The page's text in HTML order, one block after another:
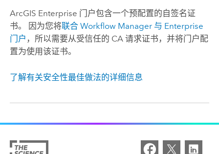
ArcGIS Enterprise 门户包含一个预配置的自签名证
书。 因为您将联合 Workflow Manager与 Enterprise
门户 ，所以需要从受信任的 CA 请求证书，并将门户配
置为使用该证书。
了解有关安全性最佳做法的详细信息